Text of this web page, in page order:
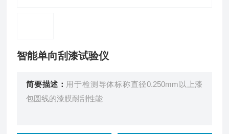
智能单向刮漆试验仪
简要描述： 用于检测导体标称直径0.250mm以上漆
包圆线的漆膜耐刮性能